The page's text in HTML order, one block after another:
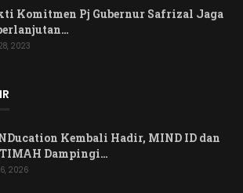
Komitmen Pj Gubernur Safrizal Jaga
2023
Kembali Hadir, MIND ID dan
Dampingi…
2026